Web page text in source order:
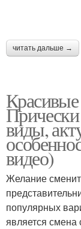
читать дальше →
виды,
видео)
Желание
популярных
является смена